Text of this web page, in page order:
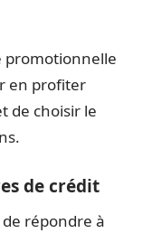
promotionnelle
en profiter
de choisir le
de crédit
répondre à